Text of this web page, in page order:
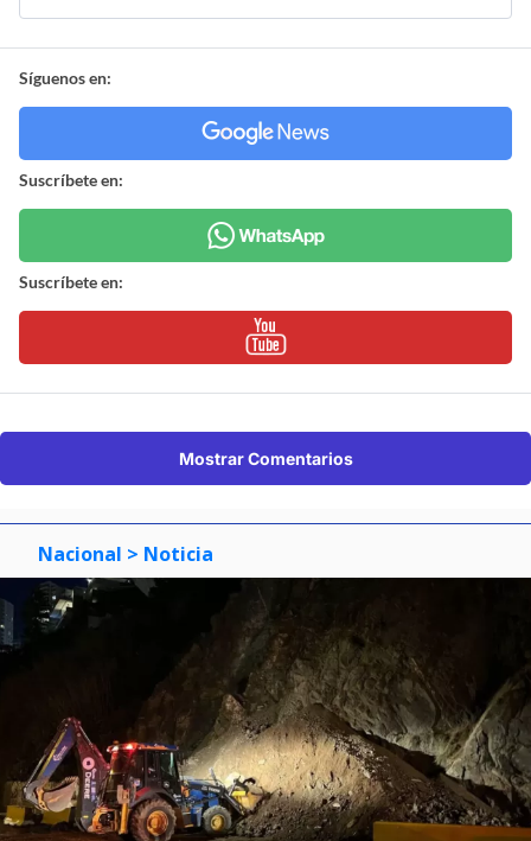
Síguenos en:
Suscríbete en:
Suscríbete en:
Mostrar Comentarios
Nacional > Noticia